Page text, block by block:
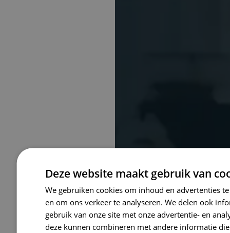
Rotako
Campagneweg
ZEVENBERGEN
Deze website maakt gebruik van
We gebruiken cookies om inhoud en advertenties
en om ons verkeer te analyseren. We delen ook
gebruik van onze site met onze advertentie- en
deze kunnen combineren met andere informatie